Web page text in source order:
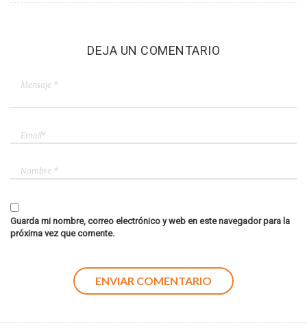
DEJA UN COMENTARIO
Guarda mi nombre, correo electrónico y web en este navegador para la
próxima vez que comente.